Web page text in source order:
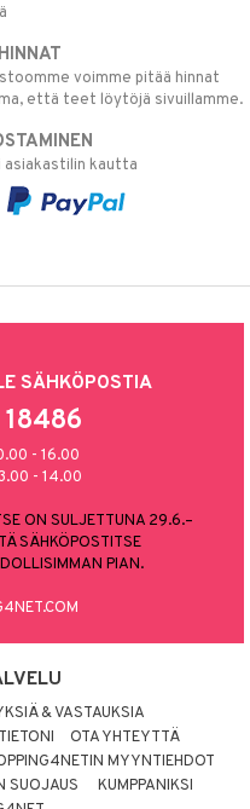
voimme pitää hinnat
että teet löytöjä sivuillamme.
asiakastilin kautta
SÄHKÖPOSTIA
- 16.00
- 14.00
ON SULJETTUNA 29.6.–
SÄHKÖPOSTITSE
PIAN.
& VASTAUKSIA
OTA YHTEYTTÄ
MYYNTIEHDOT
SUOJAUS
KUMPPANIKSI